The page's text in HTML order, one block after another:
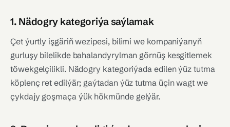
1. Nädogry kategoriýa saýlamak
Çet ýurtly işgäriň wezipesi, bilimi we kompaniýanyň
gurluşy bilelikde bahalandyrylman görnüş kesgitlemek
töwekgelçilikli. Nädogry kategoriýada edilen ýüz tutma
köplenç ret edilýär; gaýtadan ýüz tutma üçin wagt we
çykdajy goşmaça ýük hökmünde gelýär.